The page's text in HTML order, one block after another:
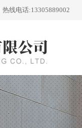
热线电话:13305889002